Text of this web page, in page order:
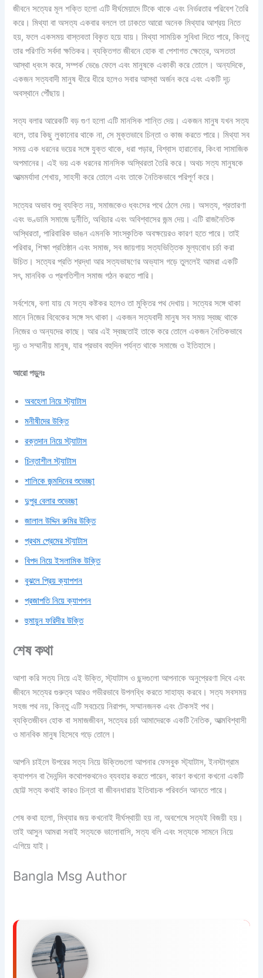
জীবনে সত্যের মূল শক্তি হলো এটি দীর্ঘমেয়াদে টিকে থাকে এবং নির্ভরতার পরিবেশ তৈরি
করে। মিথ্যা বা অসত্য একবার বললে তা ঢাকতে আরো অনেক মিথ্যার আশ্রয় নিতে
হয়, ফলে একসময় বাস্তবতা বিকৃত হয়ে যায়। মিথ্যা সাময়িক সুবিধা দিতে পারে, কিন্তু
তার পরিণতি সর্বদা ক্ষতিকর। ব্যক্তিগত জীবনে হোক বা পেশাগত ক্ষেত্রে, অসততা
আস্থা ধ্বংস করে, সম্পর্ক ভেঙে ফেলে এবং মানুষকে একাকী করে তোলে। অন্যদিকে,
একজন সত্যবাদী মানুষ ধীরে ধীরে হলেও সবার আস্থা অর্জন করে এবং একটি দৃঢ়
অবস্থানে পৌঁছায়।
সত্য বলার আরেকটি বড় গুণ হলো এটি মানসিক শান্তি দেয়। একজন মানুষ যখন সত্য
বলে, তার কিছু লুকানোর থাকে না, সে মুক্তভাবে চিন্তা ও কাজ করতে পারে। মিথ্যা সব
সময় এক ধরনের ভয়ের সঙ্গে যুক্ত থাকে, ধরা পড়ার, বিশ্বাস হারানোর, কিংবা সামাজিক
অপমানের। এই ভয় এক ধরনের মানসিক অস্থিরতা তৈরি করে। অথচ সত্য মানুষকে
আত্মমর্যাদা শেখায়, সাহসী করে তোলে এবং তাকে নৈতিকভাবে পরিপূর্ণ করে।
সত্যের অভাব শুধু ব্যক্তি নয়, সমাজকেও ধ্বংসের পথে ঠেলে দেয়। অসত্য, প্রতারণা
এবং ভণ্ডামি সমাজে দুর্নীতি, অবিচার এবং অবিশ্বাসের জন্ম দেয়। এটি রাজনৈতিক
অস্থিরতা, পারিবারিক ভাঙন এমনকি সাংস্কৃতিক অবক্ষয়েরও কারণ হতে পারে। তাই
পরিবার, শিক্ষা প্রতিষ্ঠান এবং সমাজ, সব জায়গায় সত্যভিত্তিক মূল্যবোধ চর্চা করা
উচিত। সত্যের প্রতি শ্রদ্ধা আর সত্যভাষণের অভ্যাস গড়ে তুললেই আমরা একটি
সৎ, মানবিক ও প্রগতিশীল সমাজ গঠন করতে পারি।
সর্বশেষে, বলা যায় যে সত্য কষ্টকর হলেও তা মুক্তির পথ দেখায়। সত্যের সঙ্গে থাকা
মানে নিজের বিবেকের সঙ্গে সৎ থাকা। একজন সত্যবাদী মানুষ সব সময় স্বচ্ছ থাকে
নিজের ও অন্যদের কাছে। আর এই স্বচ্ছতাই তাকে করে তোলে একজন নৈতিকভাবে
দৃঢ় ও সম্মানীয় মানুষ, যার প্রভাব বহুদিন পর্যন্ত থাকে সমাজে ও ইতিহাসে।
আরো পড়ুনঃ
অবহেলা নিয়ে স্ট্যাটাস
মনীষীদের উক্তি
রক্তদান নিয়ে স্ট্যাটাস
চিন্তাশীল স্ট্যাটাস
শালিকে জন্মদিনের শুভেচ্ছা
দুপুর বেলার শুভেচ্ছা
জালাল উদ্দিন রুমির উক্তি
প্রথম প্রেমের স্ট্যাটাস
বিপদ নিয়ে ইসলামিক উক্তি
বুঝলে প্রিয় ক্যাপশন
প্রজাপতি নিয়ে ক্যাপশন
হুমায়ুন ফরিদীর উক্তি
শেষ কথা
আশা করি সত্য নিয়ে এই উক্তি, স্ট্যাটাস ও ছন্দগুলো আপনাকে অনুপ্রেরণা দিবে এবং
জীবনে সত্যের গুরুত্ব আরও গভীরভাবে উপলব্ধি করতে সাহায্য করবে। সত্য সবসময়
সহজ পথ নয়, কিন্তু এটি সবচেয়ে নিরাপদ, সম্মানজনক এবং টেকসই পথ।
ব্যক্তিজীবন হোক বা সমাজজীবন, সত্যের চর্চা আমাদেরকে একটি নৈতিক, আত্মবিশ্বাসী
ও মানবিক মানুষ হিসেবে গড়ে তোলে।
আপনি চাইলে উপরের সত্য নিয়ে উক্তিগুলো আপনার ফেসবুক স্ট্যাটাস, ইনস্টাগ্রাম
ক্যাপশন বা দৈনন্দিন কথোপকথনেও ব্যবহার করতে পারেন, কারণ কখনো কখনো একটি
ছোট্ট সত্য কথাই কারও চিন্তা বা জীবনধারায় ইতিবাচক পরিবর্তন আনতে পারে।
শেষ কথা হলো, মিথ্যার জয় কখনোই দীর্ঘস্থায়ী হয় না, অবশেষে সত্যই বিজয়ী হয়।
তাই আসুন আমরা সবাই সত্যকে ভালোবাসি, সত্য বলি এবং সত্যকে সামনে নিয়ে
এগিয়ে যাই।
Bangla Msg Author